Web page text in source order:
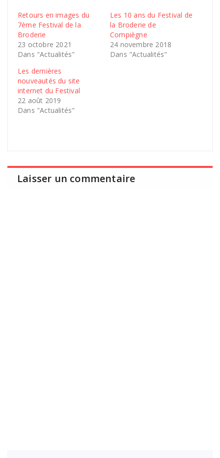
Retours en images du
7ème Festival de la
Broderie
23 octobre 2021
Dans "Actualités"
Les 10 ans du Festival de
la Broderie de
Compiègne
24 novembre 2018
Dans "Actualités"
Les dernières
nouveautés du site
internet du Festival
22 août 2019
Dans "Actualités"
Laisser un commentaire